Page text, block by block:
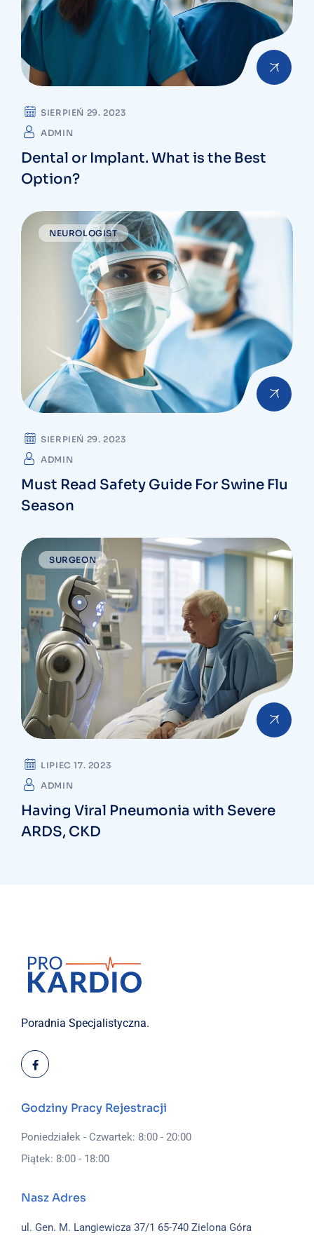
SIERPIEŃ 29. 2023
ADMIN
Dental or Implant. What is the Best
Option?
NEUROLOGIST
SIERPIEŃ 29. 2023
ADMIN
Must Read Safety Guide For Swine Flu
Season
SURGEON
LIPIEC 17. 2023
ADMIN
Having Viral Pneumonia with Severe
ARDS, CKD
Poradnia Specjalistyczna.
Godziny Pracy Rejestracji
Poniedziałek - Czwartek: 8:00 - 20:00
Piątek: 8:00 - 18:00
Nasz Adres
ul. Gen. M. Langiewicza 37/1 65-740 Zielona Góra